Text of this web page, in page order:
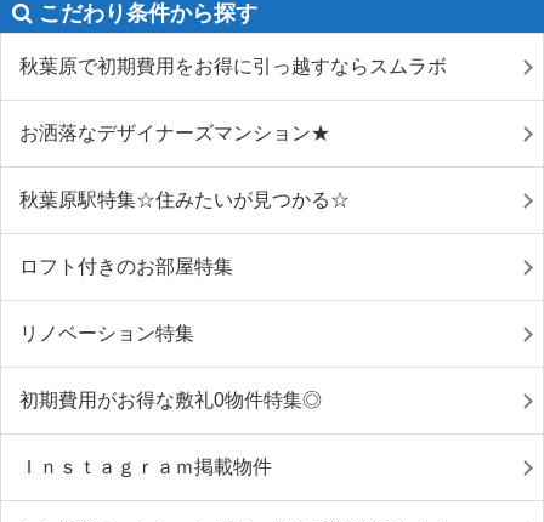
こだわり条件から探す
秋葉原で初期費用をお得に引っ越すならスムラボ
お洒落なデザイナーズマンション★
秋葉原駅特集☆住みたいが見つかる☆
ロフト付きのお部屋特集
リノベーション特集
初期費用がお得な敷礼0物件特集◎
Ｉｎｓｔａｇｒａｍ掲載物件